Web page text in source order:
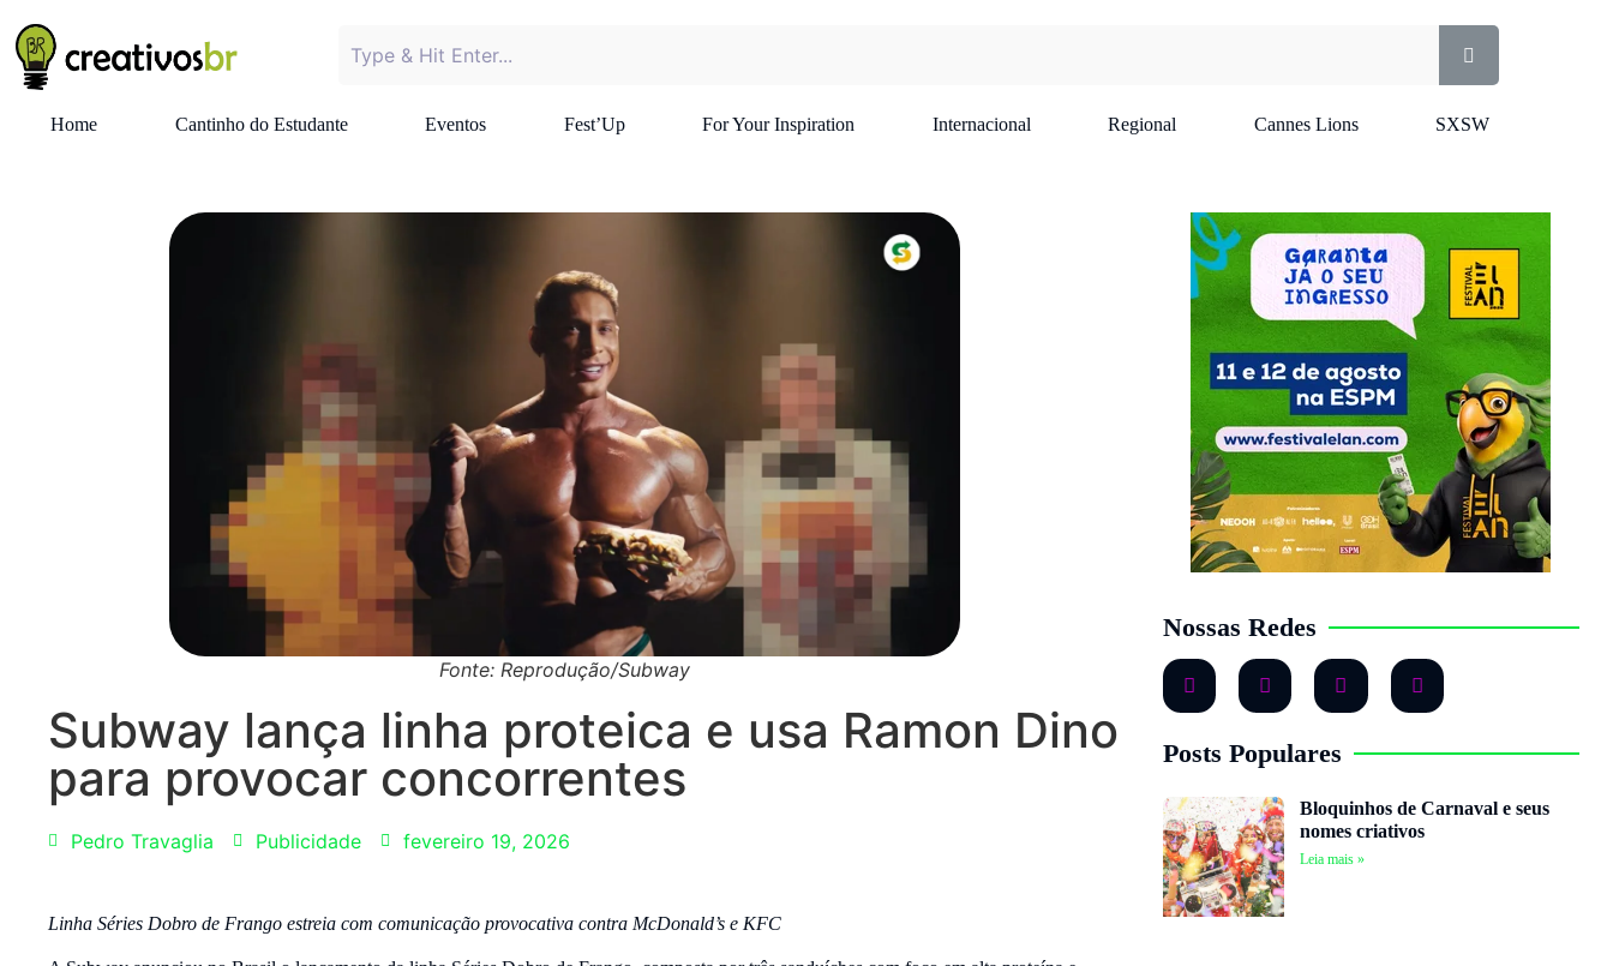
Home Cantinho do Estudante Eventos Fest’Up For Your Inspiration Internacional Regional Cannes Lions SXSW
Fonte: Reprodução/Subway
Subway lança linha proteica e usa Ramon Dino
para provocar concorrentes
Pedro Travaglia Publicidade fevereiro 19, 2026
Linha Séries Dobro de Frango estreia com comunicação provocativa contra McDonald’s e KFC
Nossas Redes
Posts Populares
Bloquinhos de Carnaval e seus
nomes criativos
Leia mais »